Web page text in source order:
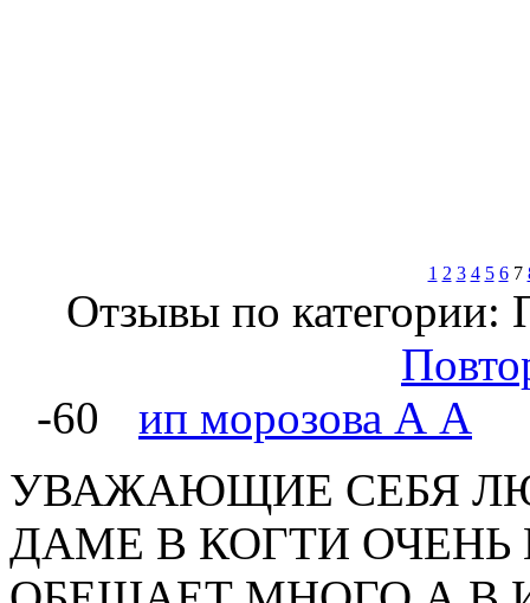
1 2 3 4 5 6 7
Отзывы по категории:
-60
ип морозова А А
УВАЖАЮЩИЕ СЕБЯ
ДАМЕ В КОГТИ